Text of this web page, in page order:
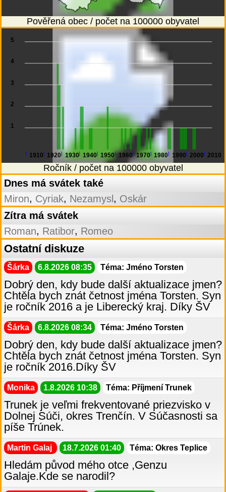
Pověřená obec / počet na 100000 obyvatel
1910 1920 1930 1940 1950 1960 1970 1980 1990 2000 2010
1
2
3
4
5
Ročník / počet na 100000 obyvatel
Dnes má svátek také
Miron, Cyriak, Nezamysl , Oskár
Zítra má svátek
Roman, Ratibor, Romeo
Ostatní diskuze
Šárka 6.8.2026 08:35 Téma: Jméno Torsten
Dobrý den, kdy bude další aktualizace jmen?
Chtěla bych znát četnost jména Torsten. Syn
je ročník 2016 a je Liberecký kraj. Díky ŠV
Šárka 6.8.2026 08:34 Téma: Jméno Torsten
Dobrý den, kdy bude další aktualizace jmen?
Chtěla bych znát četnost jména Torsten. Syn
je ročník 2016.Díky ŠV
Monika 1.8.2026 10:38 Téma: Příjmení Trunek
Trunek je veľmi frekventované priezvisko v
Dolnej Súči, okres Trenčín. V Súčasnosti sa
píše Trúnek.
Martin Galaj 18.7.2026 01:40 Téma: Okres Teplice
Hledám původ mého otce ,Genzu
Galaje.Kde se narodil?